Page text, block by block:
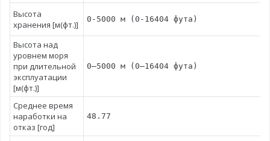
Высота
хранения [м(фт.)]
0-5000 м (0-16404 фута)
Высота над
уровнем моря
при длительной
эксплуатации
[м(фт.)]
0–5000 м (0–16404 фута)
Среднее время
наработки на
отказ [год]
48.77